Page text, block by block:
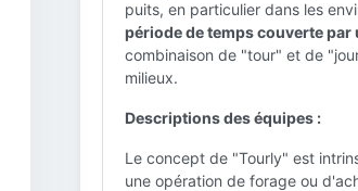
puits, en particulier dans les
période de temps couverte
combinaison de "tour" et de
milieux.
Descriptions des équipes :
Le concept de "Tourly" est
une opération de forage ou